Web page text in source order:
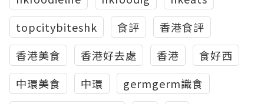
topcitybiteshk
食評
香港食評
香港美食
香港好去處 香港
食好西
中環美食
中環
germgerm識食